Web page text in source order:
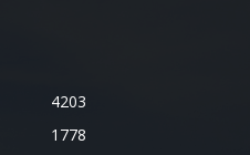
4203
1778